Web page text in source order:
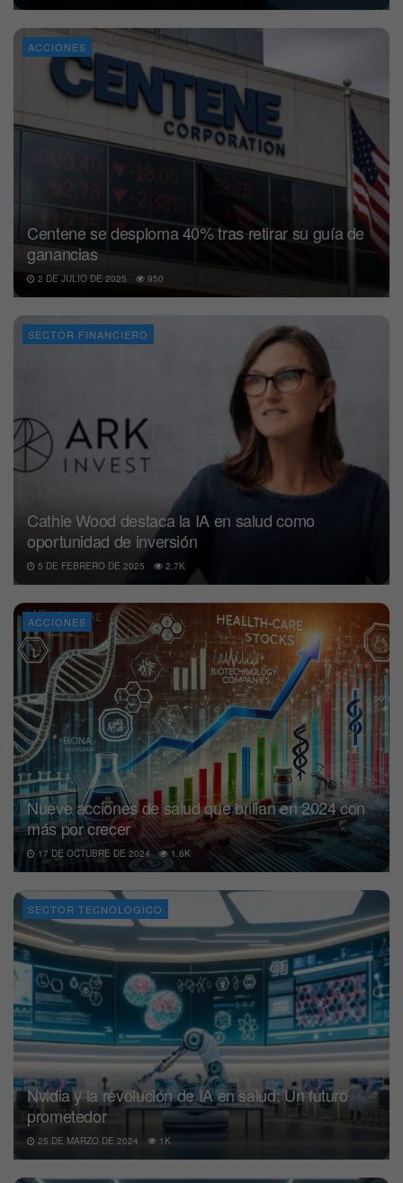
ACCIONES
Centene se desploma 40% tras retirar su guía de
ganancias
2 DE JULIO DE 2025 950
SECTOR FINANCIERO
Cathie Wood destaca la IA en salud como
oportunidad de inversión
5 DE FEBRERO DE 2025 2.7K
ACCIONES
Nueve acciones de salud que brillan en 2024 con
más por crecer
17 DE OCTUBRE DE 2024 1.6K
SECTOR TECNOLOGICO
Nvidia y la revolución de IA en salud: Un futuro
prometedor
25 DE MARZO DE 2024 1K